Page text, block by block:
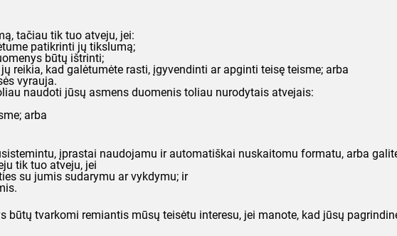
tačiau tik tuo atveju, jei:
patikrinti jų tikslumą;
būtų ištrinti;
reikia, kad galėtumėte rasti, įgyvendinti ar apginti teisę teisme; arba
vyrauja.
naudoti jūsų asmens duomenis toliau nurodytais atvejais:
arba
įprastai naudojamu ir automatiškai nuskaitomu formatu, arba
tik tuo atveju, jei
su jumis sudarymu ar vykdymu; ir
tvarkomi remiantis mūsų teisėtu interesu, jei manote, kad jūsų